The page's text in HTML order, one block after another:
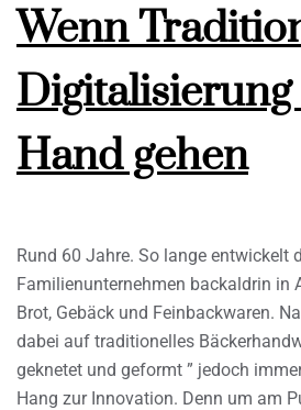
Wenn
Hand gehen
Rund 60 Jahre. So lange entwickelt
Familienunternehmen backaldrin in
Brot, Gebäck und Feinbackwaren.
dabei auf traditionelles
geknetet und geformt ” jedoch
Hang zur Innovation. Denn um am